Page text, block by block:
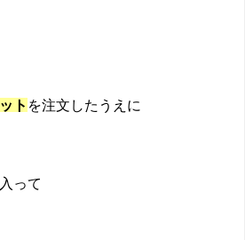
ト を注文したうえに
って